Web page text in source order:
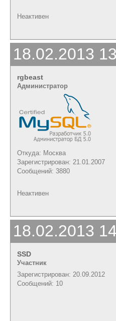
Неактивен
18.02.2013
rgbeast
Администратор
Откуда: Москва
Зарегистрирован: 21.01.2007
Сообщений: 3880
Неактивен
18.02.2013
SSD
Участник
Зарегистрирован: 20.09.2012
Сообщений: 10